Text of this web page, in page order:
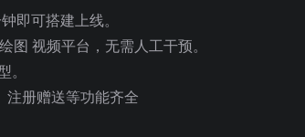
即可搭建上线。
视频平台，无需人工干预。
注册赠送等功能齐全